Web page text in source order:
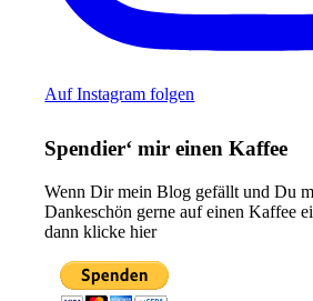
Auf Instagram folgen
Spendier‘ mir einen Kaffee
Wenn Dir mein Blog gefällt und Du
Dankeschön gerne auf einen Kaffee
dann klicke hier